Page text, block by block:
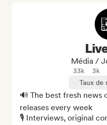
Média /
33k 3k
Taux de
🔊 The best fresh news
releases every week
🎙️ Interviews, original